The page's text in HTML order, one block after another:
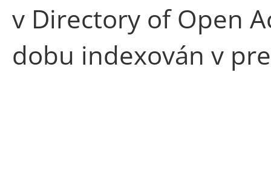
v Directory of Open
dobu indexován v